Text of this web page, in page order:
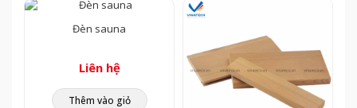
Đèn sauna
Liên hệ
Thêm vào giỏ